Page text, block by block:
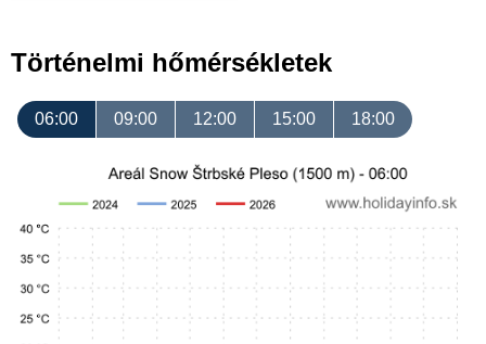
Történelmi hőmérsékletek
06:00 09:00 12:00 15:00 18:00